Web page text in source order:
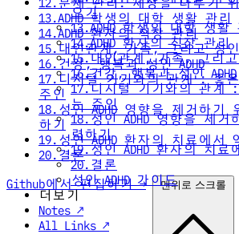
으기
13.ADHD 학생의 대학 생활
14.ADHD 환자의 직장 관리
15.대인관계, 가족, 그리고
16.건강, 행복과 성인 ADHD
17.디지털 기기와의 관계
는 주인
18.성인 ADHD 영향을 제
력하기
19.성인 ADHD 환자의 치
20.결론
성인 ADHD 가이드
더보기
Notes ↗
All Links ↗
13.ADHD 학생의 대학 생활 관리
14.ADHD 환자의 직장 관리
15.대인관계, 가족, 그리고 성인
16.건강, 행복과 성인 ADHD
17.디지털 기기와의 관계 : 좋
주인
18.성인 ADHD 영향을 제거하기
하기
19.성인 ADHD 환자의 치료에서
20.결론
Github에서 편집하기 →
맨위로 스크롤